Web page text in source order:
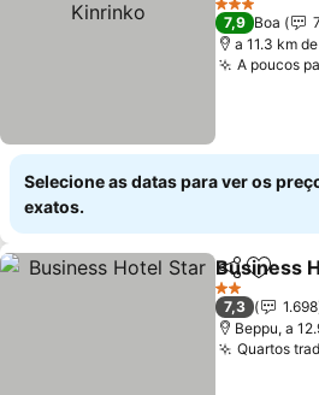
3 Estrelas
7,9 Boa
a 11.3 km
A poucos
Selecione as datas para ver os
exatos.
Partilhar
Business
2 Estrelas
7,3
1.698
Beppu, a
Quartos